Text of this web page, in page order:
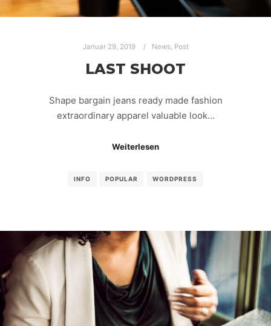
Januar 29, 2019 News, Post
LAST SHOOT
Shape bargain jeans ready made fashion
extraordinary apparel valuable look…
Weiterlesen
INFO POPULAR WORDPRESS